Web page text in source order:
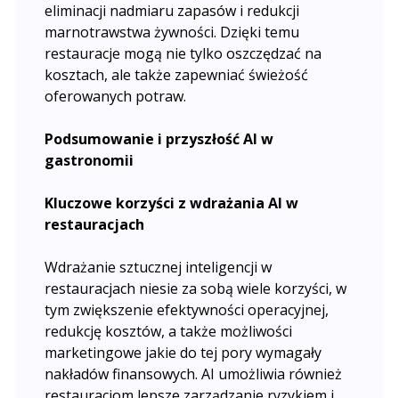
eliminacji nadmiaru zapasów i redukcji
marnotrawstwa żywności. Dzięki temu
restauracje mogą nie tylko oszczędzać na
kosztach, ale także zapewniać świeżość
oferowanych potraw.
Podsumowanie i przyszłość AI w
gastronomii
Kluczowe korzyści z wdrażania AI w
restauracjach
Wdrażanie sztucznej inteligencji w
restauracjach niesie za sobą wiele korzyści, w
tym zwiększenie efektywności operacyjnej,
redukcję kosztów, a także możliwości
marketingowe jakie do tej pory wymagały
nakładów finansowych. AI umożliwia również